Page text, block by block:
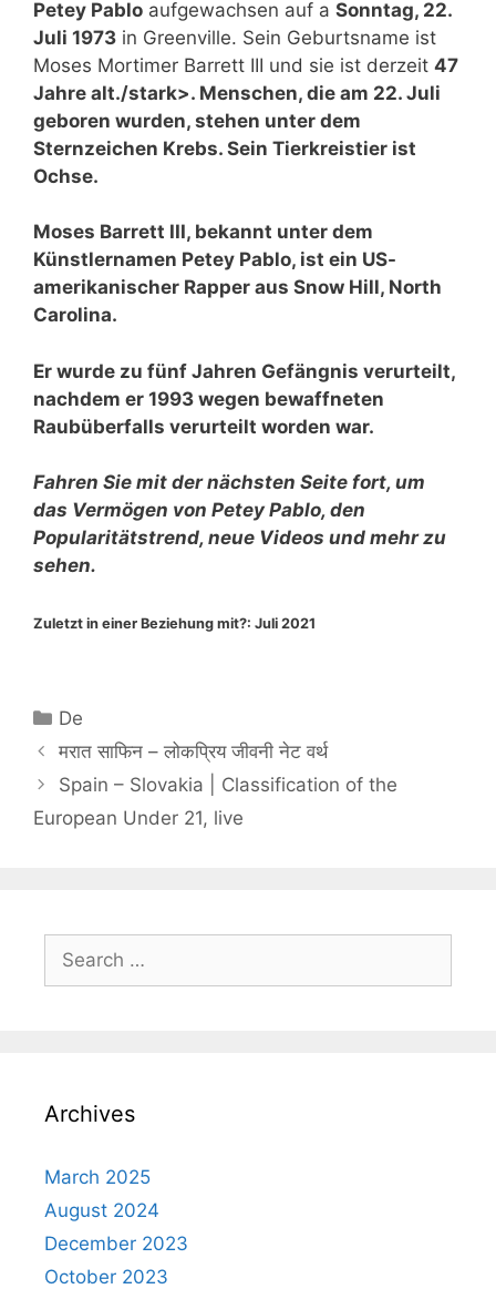
Petey Pablo aufgewachsen auf a Sonntag, 22.
Juli 1973 in Greenville. Sein Geburtsname ist
Moses Mortimer Barrett III und sie ist derzeit 47
Jahre alt./stark>. Menschen, die am 22. Juli
geboren wurden, stehen unter dem
Sternzeichen Krebs. Sein Tierkreistier ist
Ochse.
Moses Barrett III, bekannt unter dem
Künstlernamen Petey Pablo, ist ein US-
amerikanischer Rapper aus Snow Hill, North
Carolina.
Er wurde zu fünf Jahren Gefängnis verurteilt,
nachdem er 1993 wegen bewaffneten
Raubüberfalls verurteilt worden war.
Fahren Sie mit der nächsten Seite fort, um
das Vermögen von Petey Pablo, den
Popularitätstrend, neue Videos und mehr zu
sehen.
Zuletzt in einer Beziehung mit?: Juli 2021
Categories
De
मरात साफिन – लोकप्रिय जीवनी नेट वर्थ
Spain – Slovakia | Classification of the
European Under 21, live
Search
for:
Archives
March 2025
August 2024
December 2023
October 2023